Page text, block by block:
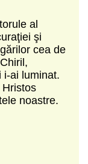
al
şi
cea de
i-ai luminat.
noastre.